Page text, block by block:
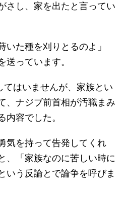
さし、家を出たと言ってい
いた種を刈りとるのよ」
送っています。
てはいませんが、家族とい
、ナジブ前首相が汚職まみ
内容でした。
気を持って告発してくれ
、「家族なのに苦しい時に
いう反論とで論争を呼びま